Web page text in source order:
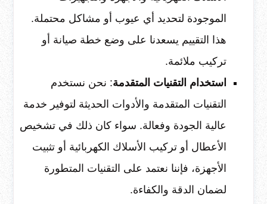
الموجودة لتحديد أي عيوب أو مشاكل محتملة.
هذا التقييم يسعدنا على وضع خطة صيانة أو
تركيب ملائمة.
استخدام التقنيات المتقدمة: نحن نستخدم
التقنيات المتقدمة والأدوات الحديثة لتوفير خدمة
عالية الجودة وفعالة. سواء كان ذلك في تشخيص
الأعطال أو تركيب الأسلاك الكهربائية أو تثبيت
الأجهزة، فإننا نعتمد على التقنيات المتطورة
لضمان الدقة والكفاءة.